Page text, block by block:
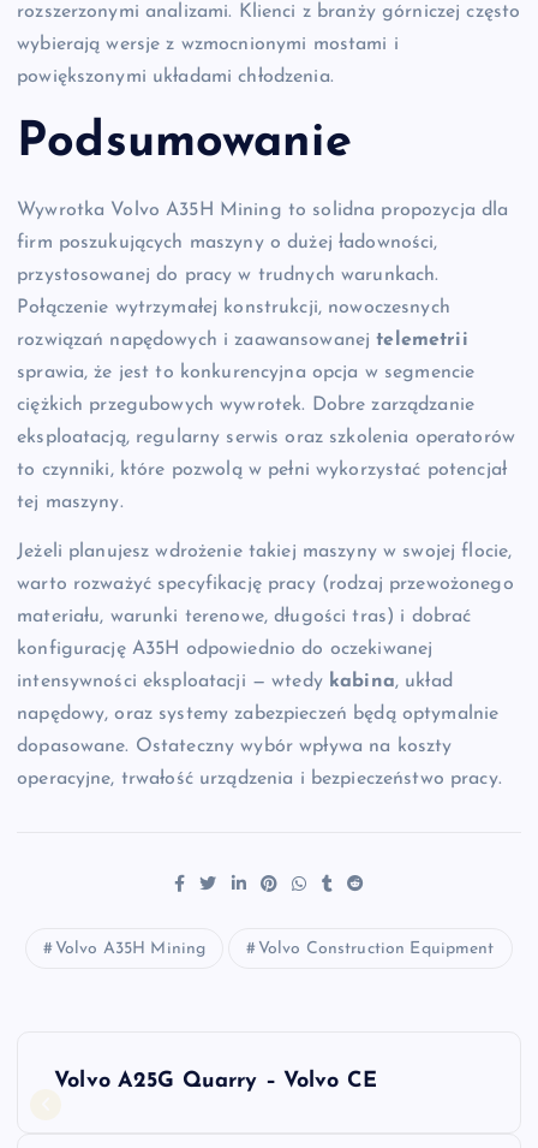
rozszerzonymi analizami. Klienci z branży górniczej często
wybierają wersje z wzmocnionymi mostami i
powiększonymi układami chłodzenia.
Podsumowanie
Wywrotka Volvo A35H Mining to solidna propozycja dla
firm poszukujących maszyny o dużej ładowności,
przystosowanej do pracy w trudnych warunkach.
Połączenie wytrzymałej konstrukcji, nowoczesnych
rozwiązań napędowych i zaawansowanejtelemetrii
sprawia, że jest to konkurencyjna opcja w segmencie
ciężkich przegubowych wywrotek. Dobre zarządzanie
eksploatacją, regularny serwis oraz szkolenia operatorów
to czynniki, które pozwolą w pełni wykorzystać potencjał
tej maszyny.
Jeżeli planujesz wdrożenie takiej maszyny w swojej flocie,
warto rozważyć specyfikację pracy (rodzaj przewożonego
materiału, warunki terenowe, długości tras) i dobrać
konfigurację A35H odpowiednio do oczekiwanej
intensywności eksploatacji — wtedy kabina, układ
napędowy, oraz systemy zabezpieczeń będą optymalnie
dopasowane. Ostateczny wybór wpływa na koszty
operacyjne, trwałość urządzenia i bezpieczeństwo pracy.
Volvo A35H Mining Volvo Construction Equipment
NVolvo A25G Quarry – Volvo CE